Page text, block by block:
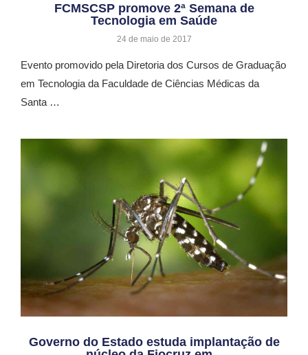
FCMSCSP promove 2ª Semana de
Tecnologia em Saúde
24 de maio de 2017
Evento promovido pela Diretoria dos Cursos de Graduação
em Tecnologia da Faculdade de Ciências Médicas da
Santa …
Governo do Estado estuda implantação de